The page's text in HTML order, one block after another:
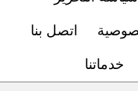
اتصل بنا
خدماتنا